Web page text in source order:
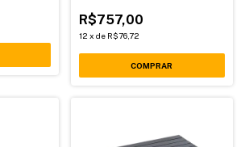
R$757,00
12 x de R$76,72